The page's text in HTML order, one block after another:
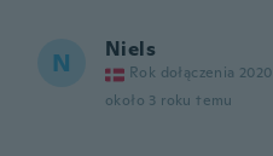
N Niels
Rok dołączenia 2020
około 3 roku temu